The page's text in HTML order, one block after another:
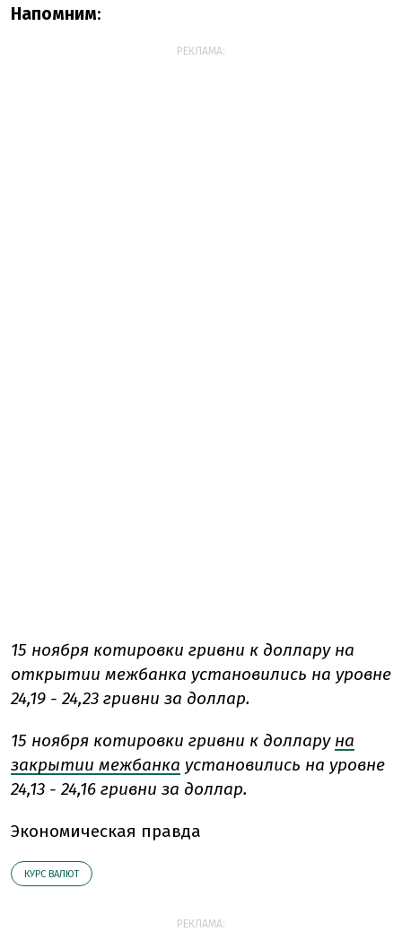
Напомним:
РЕКЛАМА:
15 ноября котировки гривни к доллару на
открытии межбанка установились на уровне
24,19 - 24,23 гривни за доллар.
15 ноября котировки гривни к доллару на
закрытии межбанка установились на уровне
24,13 - 24,16 гривни за доллар.
Экономическая правда
КУРС ВАЛЮТ
РЕКЛАМА: